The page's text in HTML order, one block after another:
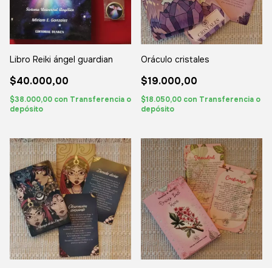
Libro Reiki ángel guardian
$40.000,00
$38.000,00 con Transferencia o
depósito
Oráculo cristales
$19.000,00
$18.050,00 con Transferencia o
depósito